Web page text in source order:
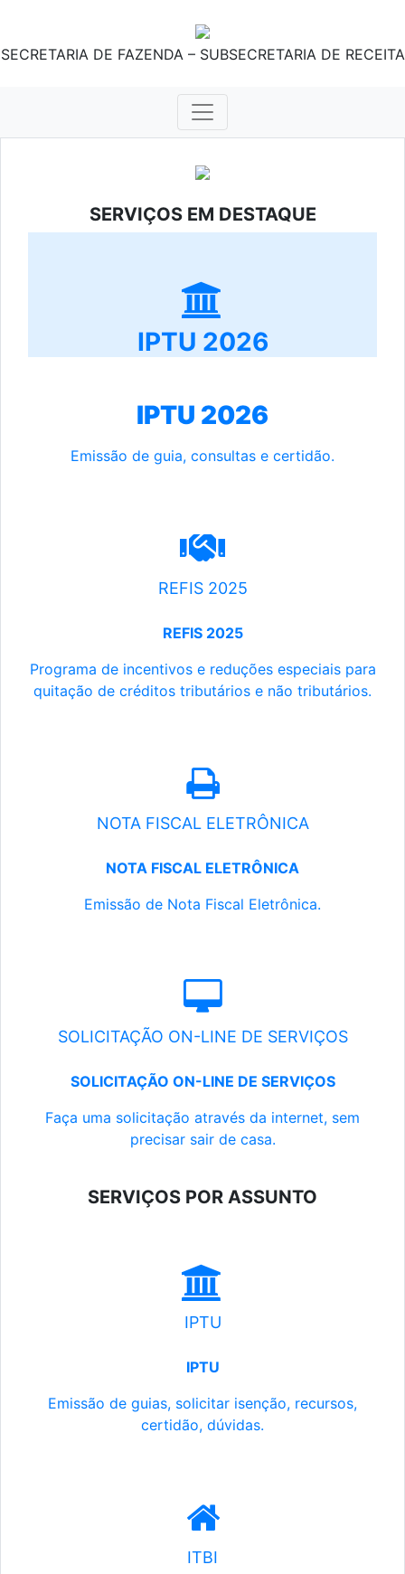
SECRETARIA DE FAZENDA – SUBSECRETARIA DE RECEITA
SERVIÇOS EM DESTAQUE
IPTU 2026
IPTU 2026
Emissão de guia, consultas e certidão.
REFIS 2025
REFIS 2025
Programa de incentivos e reduções especiais para
quitação de créditos tributários e não tributários.
NOTA FISCAL ELETRÔNICA
NOTA FISCAL ELETRÔNICA
Emissão de Nota Fiscal Eletrônica.
SOLICITAÇÃO ON-LINE DE SERVIÇOS
SOLICITAÇÃO ON-LINE DE SERVIÇOS
Faça uma solicitação através da internet, sem
precisar sair de casa.
SERVIÇOS POR ASSUNTO
IPTU
IPTU
Emissão de guias, solicitar isenção, recursos,
certidão, dúvidas.
ITBI